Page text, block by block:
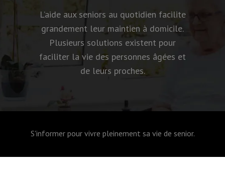
L’aide aux seniors au quotidien facilite
grandement leur maintien à domicile.
Plusieurs solutions existent pour
faciliter la vie des personnes âgées et
de leurs proches.
S'informer pour vivre pleinement sa vie de senior.